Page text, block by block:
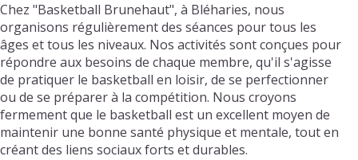
Chez "Basketball Brunehaut", à Bléharies, nous
organisons régulièrement des séances pour tous les
âges et tous les niveaux. Nos activités sont conçues pour
répondre aux besoins de chaque membre, qu'il s'agisse
de pratiquer le basketball en loisir, de se perfectionner
ou de se préparer à la compétition. Nous croyons
fermement que le basketball est un excellent moyen de
maintenir une bonne santé physique et mentale, tout en
créant des liens sociaux forts et durables.